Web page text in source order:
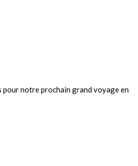
pour notre prochain grand voyage en